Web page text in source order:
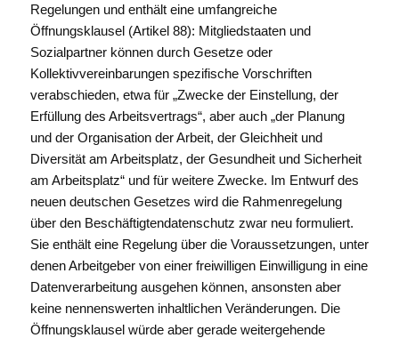
Regelungen und enthält eine umfangreiche
Öffnungsklausel (Artikel 88): Mitgliedstaaten und
Sozialpartner können durch Gesetze oder
Kollektivvereinbarungen spezifische Vorschriften
verabschieden, etwa für „Zwecke der Einstellung, der
Erfüllung des Arbeitsvertrags“, aber auch „der Planung
und der Organisation der Arbeit, der Gleichheit und
Diversität am Arbeitsplatz, der Gesundheit und Sicherheit
am Arbeitsplatz“ und für weitere Zwecke. Im Entwurf des
neuen deutschen Gesetzes wird die Rahmenregelung
über den Beschäftigtendatenschutz zwar neu formuliert.
Sie enthält eine Regelung über die Voraussetzungen, unter
denen Arbeitgeber von einer freiwilligen Einwilligung in eine
Datenverarbeitung ausgehen können, ansonsten aber
keine nennenswerten inhaltlichen Veränderungen. Die
Öffnungsklausel würde aber gerade weitergehende